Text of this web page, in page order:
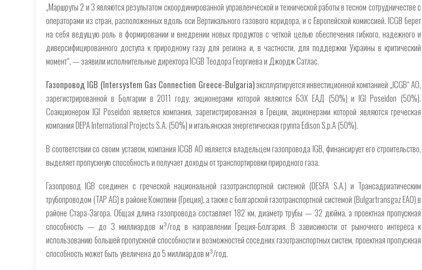
„Маршруты 2 и 3 являются результатом скоординированной управленческой и технической работы в тесном сотрудничестве с
операторами из стран, расположенных вдоль оси Вертикального газового коридора, и с Европейской комиссией. ICGB берет
на себя ведущую роль в формировании и внедрении новых продуктов с четкой целью обеспечения гибкого, надежного и
диверсифицированного доступа к природному газу для региона и, в частности, для поддержки Украины в критический
момент“, — заявили исполнительные директора ICGB Теодора Георгиева и Джордж Сатлас.
Газопровод IGB (Intersystem Gas Connection Greece-Bulgaria)эксплуатируется инвестиционной компанией „ICGB“ АО,
зарегистрированной в Болгарии в 2011 году, акционерами которой являются БЭХ ЕАД (50%) и IGI Poseidon (50%).
Соакционером IGI Poseidon является компания, зарегистрированная в Греции, акционерами которой являются греческая
компания DEPA International Projects S.A. (50%) и итальянская энергетическая группа Edison S.p.A (50%).
В соответствии со своим уставом, компания ICGB АО является владельцем газопровода IGB, финансирует его строительство,
выделяет пропускную способность и получает доходы от транспортировки природного газа.
Газопровод IGB соединен с греческой национальной газотранспортной системой (DESFA S.A.) и Трансадриатическим
трубопроводом (TAP AG) в районе Комотини (Греция), а также с болгарской газотранспортной системой (Bulgartransgaz ЕАО) в
районе Стара-Загора. Общая длина газопровода составляет 182 км, диаметр трубы — 32 дюйма, а проектная пропускная
способность — до 3 миллиардов м³/год в направлении Греция-Болгария. В зависимости от рыночного интереса к
использованию большей пропускной способности и возможностей соседних газотранспортных систем, проектная пропускная
способность может быть увеличена до 5 миллиардов м³/год.